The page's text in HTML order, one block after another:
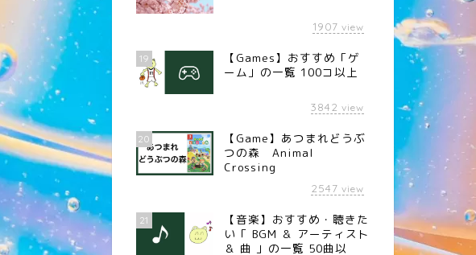
1907 view
19
【Games】おすすめ「ゲ
ーム」の一覧 100コ以上
3842 view
20
【Game】あつまれどうぶ
つの森 Animal
Crossing
2547 view
21
【音楽】おすすめ・聴きた
い「 BGM ＆ アーティスト
＆ 曲 」の一覧 50曲以